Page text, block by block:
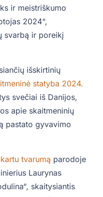
ir meistriškumo
2024“,
svarbą ir poreikį
išskirtinių
statyba 2024.
svečiai iš Danijos,
apie skaitmeninių
pastato gyvavimo
tvarumą parodoje
Laurynas
skaitysiantis